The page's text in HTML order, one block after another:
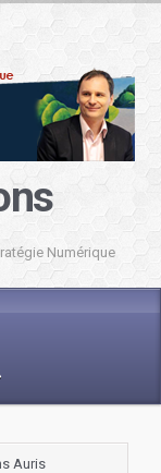
Numérique
Auris